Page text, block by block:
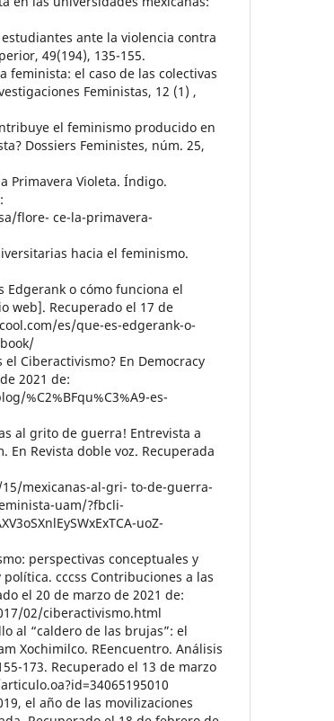
ante la violencia contra
49(194), 135-155.
feminista: el caso de las colectivas
Feministas, 12 (1) ,
el feminismo producido en
Dossiers Feministes, núm. 25,
Primavera Violeta. Índigo.
flore- ce-la-primavera-
hacia el feminismo.
Edgerank o cómo funciona el
web]. Recuperado el 17 de
es/que-es-edgerank-o-
Ciberactivismo? En Democracy
2021 de:
%C2%BFqu%C3%A9-es-
al grito de guerra! Entrevista a
En Revista doble voz. Recuperada
mexicanas-al-gri- to-de-guerra-
uam/?fbcli-
uoZ-
perspectivas conceptuales y
cccss Contribuciones a las
el 20 de marzo de 2021 de:
02/ciberactivismo.html
al “caldero de las brujas”: el
Xochimilco. REencuentro. Análisis
173. Recuperado el 13 de marzo
el año de las movilizaciones